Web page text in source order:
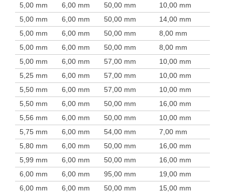
5,00 mm
6,00 mm 50,00 mm 10,00 mm
5,00 mm
6,00 mm 50,00 mm 14,00 mm
5,00 mm
6,00 mm 50,00 mm 8,00 mm
5,00 mm
6,00 mm 50,00 mm 8,00 mm
5,00 mm
6,00 mm 57,00 mm 10,00 mm
5,25 mm
6,00 mm 57,00 mm 10,00 mm
5,50 mm
6,00 mm 57,00 mm 10,00 mm
5,50 mm
6,00 mm 50,00 mm 16,00 mm
5,56 mm
6,00 mm 50,00 mm 10,00 mm
5,75 mm
6,00 mm 54,00 mm 7,00 mm
5,80 mm
6,00 mm 50,00 mm 16,00 mm
5,99 mm
6,00 mm 50,00 mm 16,00 mm
6,00 mm
6,00 mm 95,00 mm 19,00 mm
6,00 mm
6,00 mm 50,00 mm 15,00 mm